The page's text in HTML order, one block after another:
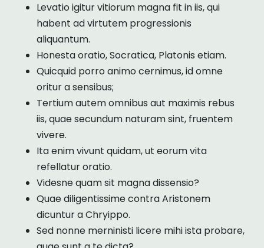
Levatio igitur vitiorum magna fit in iis, qui
habent ad virtutem progressionis
aliquantum.
Honesta oratio, Socratica, Platonis etiam.
Quicquid porro animo cernimus, id omne
oritur a sensibus;
Tertium autem omnibus aut maximis rebus
iis, quae secundum naturam sint, fruentem
vivere.
Ita enim vivunt quidam, ut eorum vita
refellatur oratio.
Videsne quam sit magna dissensio?
Quae diligentissime contra Aristonem
dicuntur a Chryippo.
Sed nonne merninisti licere mihi ista probare,